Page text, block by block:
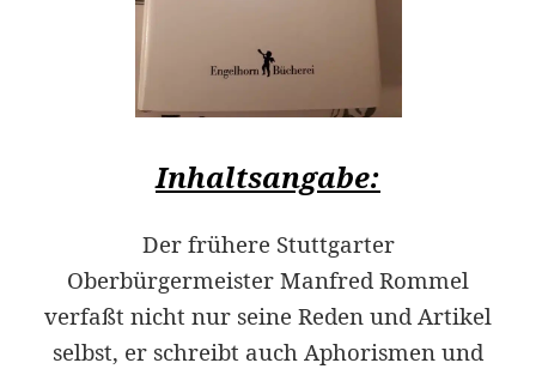
Inhaltsangabe:
Der frühere Stuttgarter
Oberbürgermeister Manfred Rommel
verfaßt nicht nur seine Reden und Artikel
selbst, er schreibt auch Aphorismen und